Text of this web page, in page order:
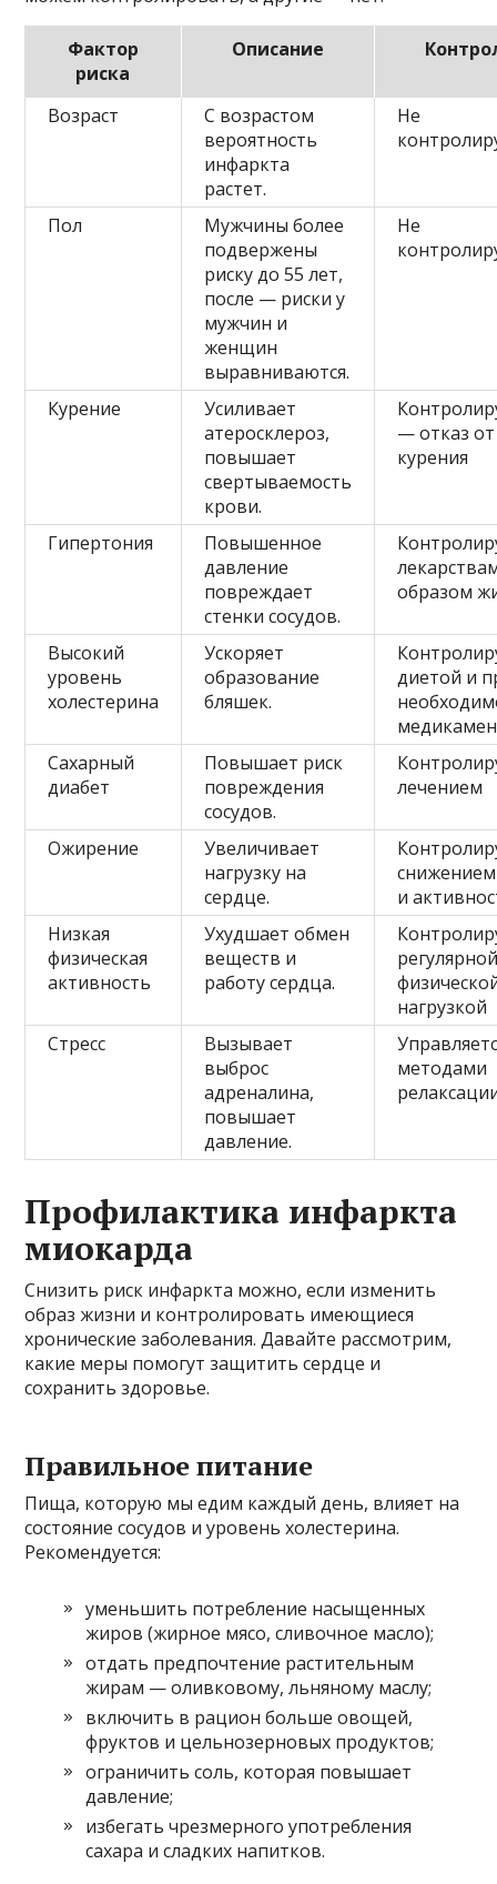
Фактор
риска
Описание
Возраст
С возрастом
вероятность
инфаркта
растет.
Не
Пол
Мужчины более
подвержены
риску до 55 лет,
после — риски у
мужчин и
женщин
выравниваются.
Не
Курение
Усиливает
атеросклероз,
повышает
свертываемость
крови.
— отказ от
курения
Гипертония
Повышенное
давление
повреждает
стенки сосудов.
образом
Высокий
уровень
холестерина
Ускоряет
образование
бляшек.
диетой и
Сахарный
диабет
Повышает риск
повреждения
сосудов.
лечением
Ожирение
Увеличивает
нагрузку на
сердце.
и
Низкая
физическая
активность
Ухудшает обмен
веществ и
работу сердца.
нагрузкой
Стресс
Вызывает
выброс
адреналина,
повышает
давление.
методами
Профилактика инфаркта
миокарда
Снизить риск инфаркта можно, если изменить
образ жизни и контролировать имеющиеся
хронические заболевания. Давайте рассмотрим,
какие меры помогут защитить сердце и
сохранить здоровье.
Правильное питание
Пища, которую мы едим каждый день, влияет на
состояние сосудов и уровень холестерина.
Рекомендуется:
уменьшить потребление насыщенных
жиров (жирное мясо, сливочное масло);
отдать предпочтение растительным
жирам — оливковому, льняному маслу;
включить в рацион больше овощей,
фруктов и цельнозерновых продуктов;
ограничить соль, которая повышает
давление;
избегать чрезмерного употребления
сахара и сладких напитков.